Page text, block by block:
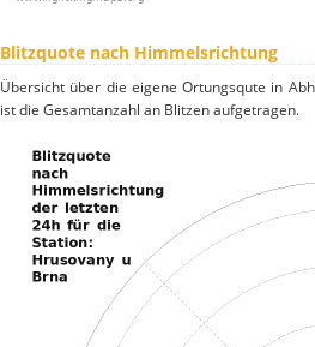
Blitzquote nach Himmelsrichtung
Übersicht über die eigene Ortungsqute in
ist die Gesamtanzahl an Blitzen aufgetragen.